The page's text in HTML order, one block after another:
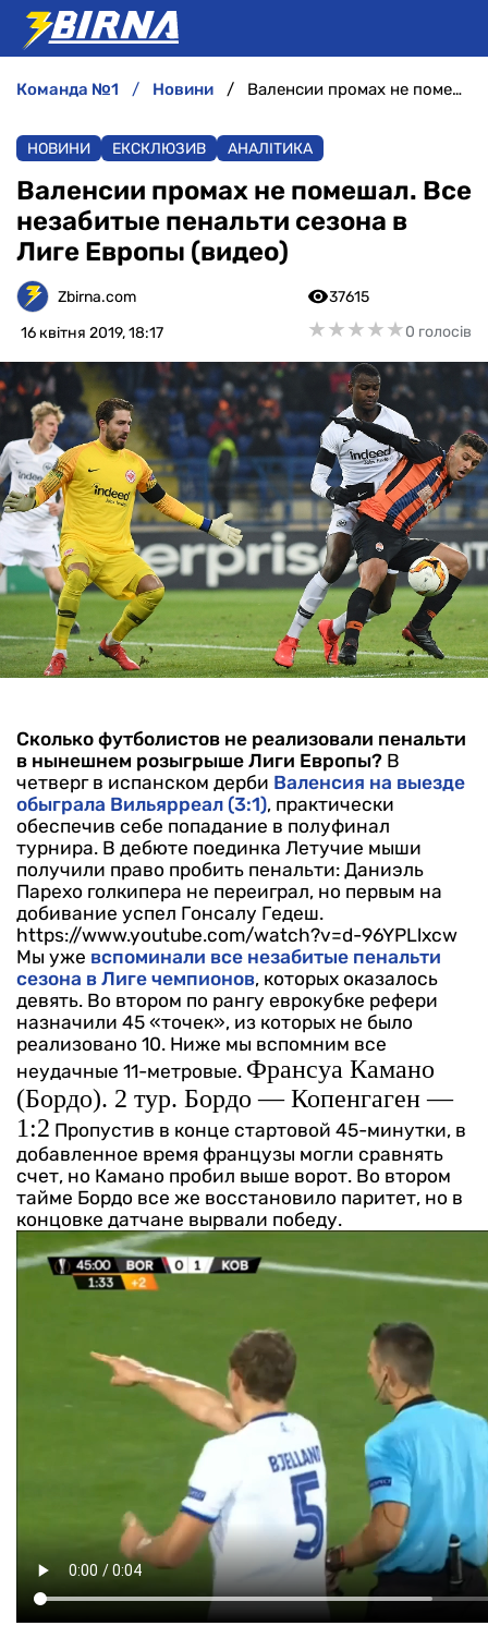
АНАЛІТИКА
ІНТЕРВ'Ю
РІЗНЕ
команда №1 новини Валенсии промах не помешал. Все незабитые пенальти сезона в Лиге Европы (видео)
НОВИНИ ЕКСКЛЮЗИВ АНАЛІТИКА
Валенсии промах не помешал. Все
незабитые пенальти сезона в
Лиге Европы (видео)
Zbirna.com
16 квітня 2019, 18:17
37615
★★★★★
★★★★★0 голосів
Сколько футболистов не реализовали пенальти
в нынешнем розыгрыше Лиги Европы? В
четверг в испанском дерби Валенсия на выезде
обыграла Вильярреал (3:1), практически
обеспечив себе попадание в полуфинал
турнира. В дебюте поединка Летучие мыши
получили право пробить пенальти: Даниэль
Парехо голкипера не переиграл, но первым на
добивание успел Гонсалу Гедеш.
https://www.youtube.com/watch?v=d-96YPLlxcw
Мы уже вспоминали все незабитые пенальти
сезона в Лиге чемпионов, которых оказалось
девять. Во втором по рангу еврокубке рефери
назначили 45 «точек», из которых не было
реализовано 10. Ниже мы вспомним все
неудачные 11-метровые. Франсуа Камано
(Бордо). 2 тур. Бордо — Копенгаген —
1:2 Пропустив в конце стартовой 45-минутки, в
добавленное время французы могли сравнять
счет, но Камано пробил выше ворот. Во втором
тайме Бордо все же восстановило паритет, но в
концовке датчане вырвали победу.